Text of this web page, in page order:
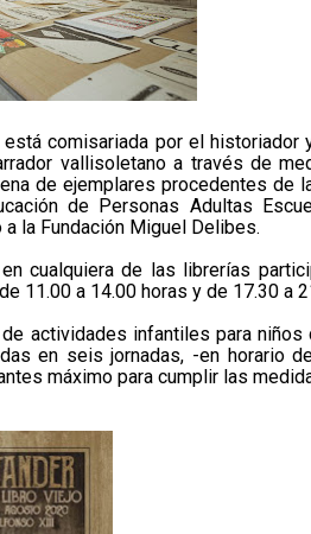
está comisariada por el
vallisoletano a través de
de ejemplares procedentes de
de Personas Adultas
a la Fundación Miguel Delibes.
cualquiera de las librerías
11.00 a 14.00 horas y de 17.30 a
actividades infantiles para niños
en seis jornadas, -en horario
máximo para cumplir las